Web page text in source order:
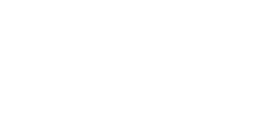
posts, Rope post, Sofa, Pouf, Baroque furniture, Vintage furniture,
water glass, Bar stool, Candlestick, Vase, Lighting, Tealight holder,
Vermietung von Möbeln und Dekorationen Lausanne Bern
in Lausanne, Vermietung von Möbeln in Luzern, Vermietung
Vermietung von Möbeln in Verbier, Vermietung von Möbeln in
Aargau, Möbelverleih Appenzell Innerrhoden, Appenzell
Nidwalden, Vermietung von Möbeln Obwalden, Vermietung
Sofa, Hocker, Barockmöbel, Vintage-Möbel, Roter Teppich,